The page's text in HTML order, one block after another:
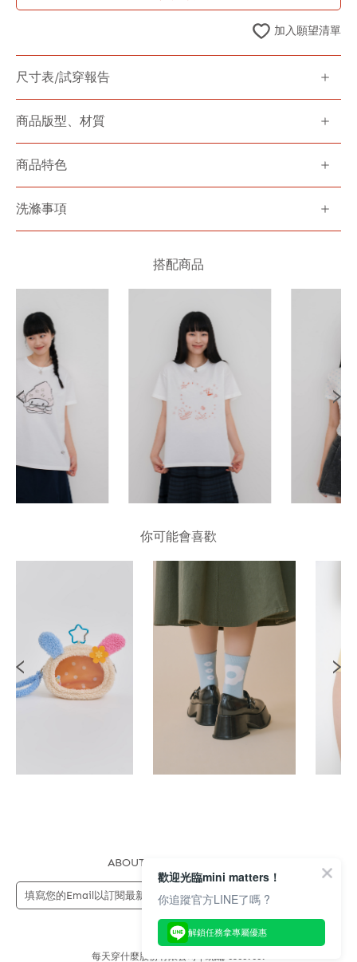
加入願望清單
尺寸表/試穿報告
商品版型、材質
商品特色
洗滌事項
搭配商品
你可能會喜歡
ABOUT US
每天穿什麼股份有限公司 | 統編 83689089
歡迎光臨mini matters！
你追蹤官方LINE了嗎 ?
解鎖任務拿專屬優惠